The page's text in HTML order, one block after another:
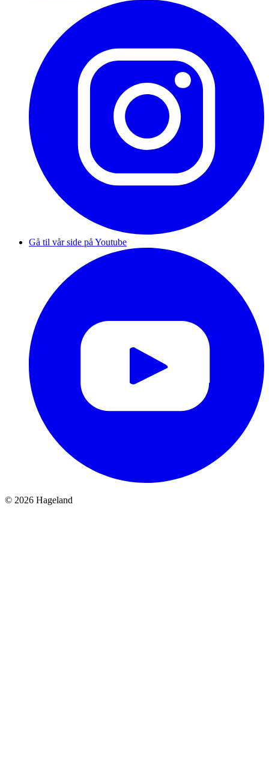
Gå til vår side på Youtube
© 2026 Hageland